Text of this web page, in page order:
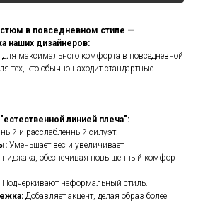
в повседневном стиле —
наших дизайнеров:
максимального комфорта в повседневной
тех, кто обычно находит стандартные
линией плеча":
и расслабленный силуэт.
Уменьшает вес и увеличивает
пиджака, обеспечивая повышенный комфорт
Подчеркивают неформальный стиль.
Добавляет акцент, делая образ более